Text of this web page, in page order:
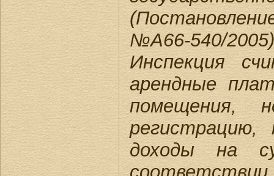
№А66-540/
Инспекция
арендные
помещения,
регистрацию,
доходы на